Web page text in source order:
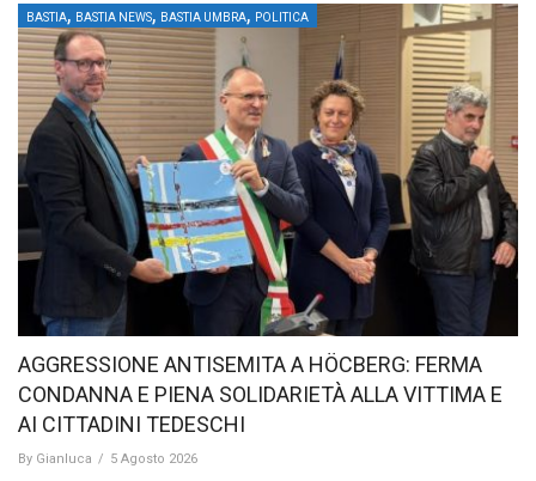
BASTIA, BASTIA NEWS, BASTIA UMBRA, POLITICA
AGGRESSIONE ANTISEMITA A HÖCBERG: FERMA
CONDANNA E PIENA SOLIDARIETÀ ALLA VITTIMA E
AI CITTADINI TEDESCHI
By Gianluca / 5 Agosto 2026